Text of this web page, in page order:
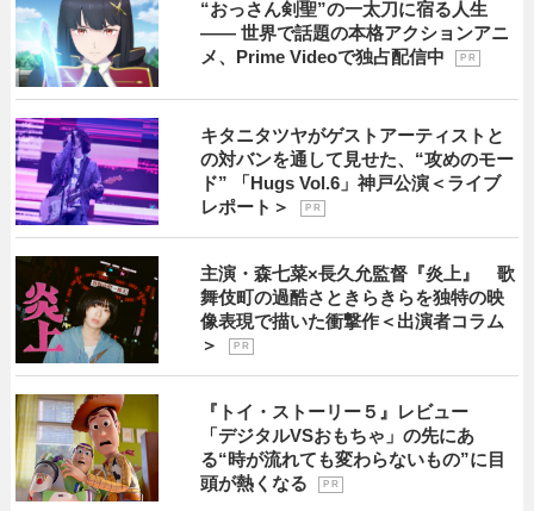
“おっさん剣聖”の一太刀に宿る人生
―― 世界で話題の本格アクションアニ
メ、Prime Videoで独占配信中
P R
キタニタツヤがゲストアーティストと
の対バンを通して見せた、“攻めのモー
ド” 「Hugs Vol.6」神戸公演＜ライブ
レポート＞
P R
主演・森七菜×長久允監督『炎上』 歌
舞伎町の過酷さときらきらを独特の映
像表現で描いた衝撃作＜出演者コラム
＞
P R
『トイ・ストーリー５』レビュー
「デジタルVSおもちゃ」の先にあ
る“時が流れても変わらないもの”に目
頭が熱くなる
P R